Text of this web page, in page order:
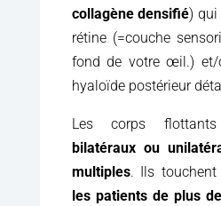
collagène densifié) qui
rétine (=couche
fond de votre œil.) et/
hyaloïde postérieur
Les corps
bilatéraux ou
multiples. Ils touchent
les patients de plus